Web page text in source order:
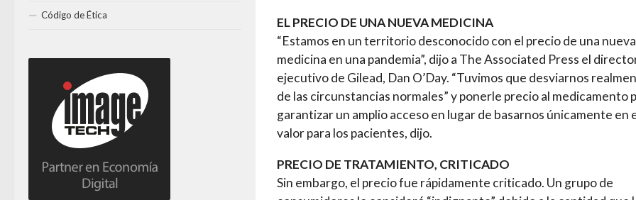
EL PRECIO DE UNA NUEVA MEDICINA
“Estamos en un territorio desconocido con el precio de una nueva
medicina en una pandemia”, dijo a The Associated Press el
ejecutivo de Gilead, Dan O’Day. “Tuvimos que desviarnos
de las circunstancias normales” y ponerle precio al medicamento
garantizar un amplio acceso en lugar de basarnos únicamente en
valor para los pacientes, dijo.
PRECIO DE TRATAMIENTO, CRITICADO
Sin embargo, el precio fue rápidamente criticado. Un grupo de
Código de Ética